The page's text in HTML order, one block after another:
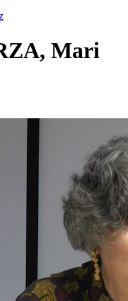
Mari